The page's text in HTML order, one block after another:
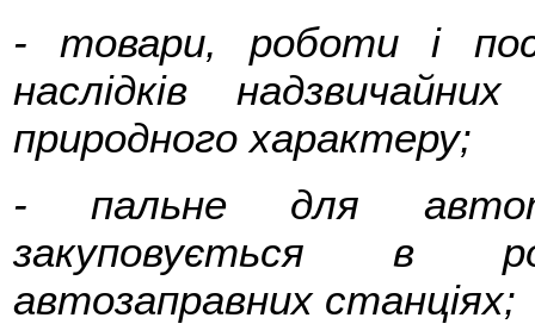
- товари, роботи і
наслідків
природного характеру;
- пальне для
закуповується в
автозаправних станціях;